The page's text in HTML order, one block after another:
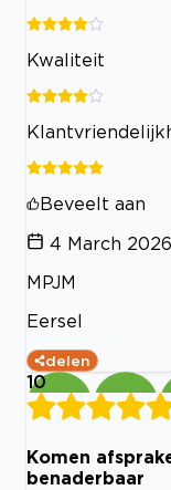
Kwaliteit
Beveelt aan
4 March 2026
MPJM
Eersel
delen
10
Komen
benaderbaar